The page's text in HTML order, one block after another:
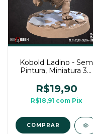
Kobold Ladino - Sem
Pintura, Miniatura 3D
Mesa
R$19,90
R$18,91 com Pix
COMPRAR